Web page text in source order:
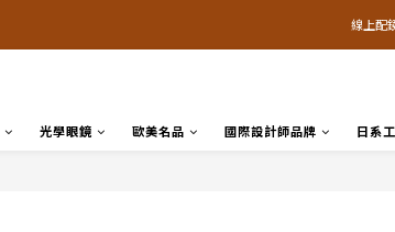
線上配
光學眼鏡 歐美名品 國際設計師品牌 日系